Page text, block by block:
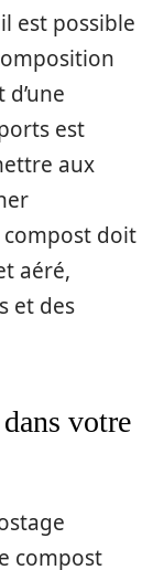
est possible
est
aux
doit
aéré,
et des
votre
compost